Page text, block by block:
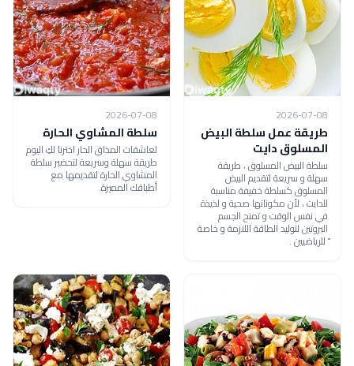
2026-07-08
طريقة عمل سلطة البيض
المسلوق دايت
سلطة البيض المسلوق ، طريقة
سهلة و سريعة لتقديم البيض
المسلوق كسلطة خفيفة مناسبة
للدايت ، لأن مكوناتها صحية و لذيذة
في نفس الوقت و تمنح الجسم
البروتين لتوليد الطاقة اللازمة و خاصة
ً للرياضيين .
2026-07-08
سلطة المشاوي الحارة
لعاشقات المذاق الحار اخترنا لكِ اليوم
طريقة سهلة وسريعة لتحضير سلطة
المشاوي الحارة لتقديمها مع
أطباقك المميزة.